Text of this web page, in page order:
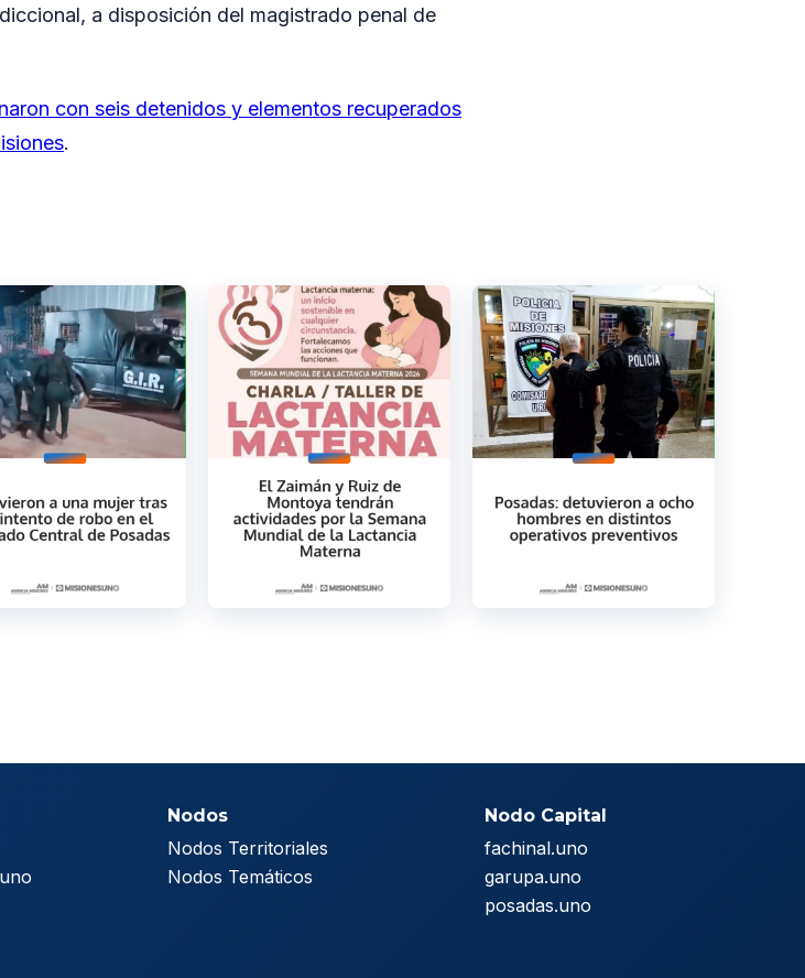
a disposición del magistrado penal de
con seis detenidos y elementos recuperados
.
Nodos
Nodos Territoriales
Nodos Temáticos
Nodo Capital
fachinal.uno
garupa.uno
posadas.uno